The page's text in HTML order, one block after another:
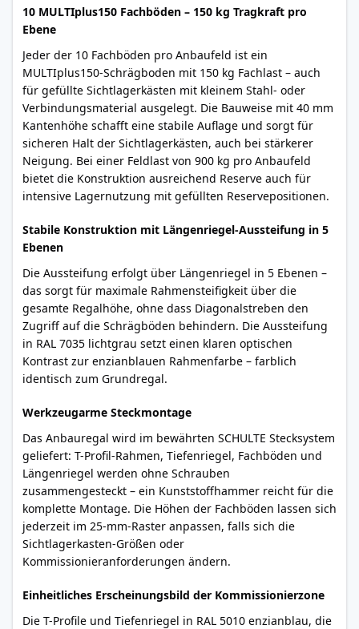
10 MULTIplus150 Fachböden – 150 kg Tragkraft pro
Ebene
Jeder der 10 Fachböden pro Anbaufeld ist ein
MULTIplus150-Schrägboden mit 150 kg Fachlast – auch
für gefüllte Sichtlagerkästen mit kleinem Stahl- oder
Verbindungsmaterial ausgelegt. Die Bauweise mit 40 mm
Kantenhöhe schafft eine stabile Auflage und sorgt für
sicheren Halt der Sichtlagerkästen, auch bei stärkerer
Neigung. Bei einer Feldlast von 900 kg pro Anbaufeld
bietet die Konstruktion ausreichend Reserve auch für
intensive Lagernutzung mit gefüllten Reservepositionen.
Stabile Konstruktion mit Längenriegel-Aussteifung in 5
Ebenen
Die Aussteifung erfolgt über Längenriegel in 5 Ebenen –
das sorgt für maximale Rahmensteifigkeit über die
gesamte Regalhöhe, ohne dass Diagonalstreben den
Zugriff auf die Schrägböden behindern. Die Aussteifung
in RAL 7035 lichtgrau setzt einen klaren optischen
Kontrast zur enzianblauen Rahmenfarbe – farblich
identisch zum Grundregal.
Werkzeugarme Steckmontage
Das Anbauregal wird im bewährten SCHULTE Stecksystem
geliefert: T-Profil-Rahmen, Tiefenriegel, Fachböden und
Längenriegel werden ohne Schrauben
zusammengesteckt – ein Kunststoffhammer reicht für die
komplette Montage. Die Höhen der Fachböden lassen sich
jederzeit im 25-mm-Raster anpassen, falls sich die
Sichtlagerkasten-Größen oder
Kommissionieranforderungen ändern.
Einheitliches Erscheinungsbild der Kommissionierzone
Die T-Profile und Tiefenriegel in RAL 5010 enzianblau, die